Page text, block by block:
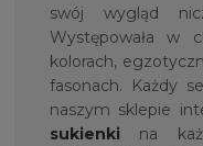
swój wygląd
Występowała w
kolorach,
fasonach. Każdy
naszym sklepie
sukienki na